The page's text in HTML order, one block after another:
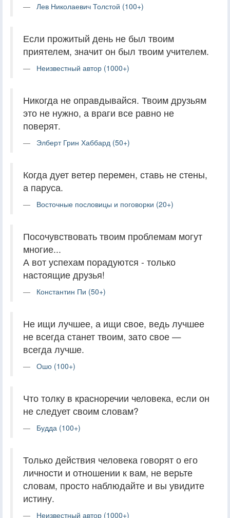
Лев Николаевич Толстой (100+)
Если прожитый день не был твоим
приятелем, значит он был твоим учителем.
Неизвестный автор (1000+)
Никогда не оправдывайся. Твоим друзьям
это не нужно, а враги все равно не
поверят.
Элберт Грин Хаббард (50+)
Когда дует ветер перемен, ставь не стены,
а паруса.
Восточные пословицы и поговорки (20+)
Посочувствовать твоим проблемам могут
многие...
А вот успехам порадуются - только
настоящие друзья!
Константин Пи (50+)
Не ищи лучшее, а ищи свое, ведь лучшее
не всегда станет твоим, зато свое —
всегда лучше.
Ошо (100+)
Что толку в красноречии человека, если он
не следует своим словам?
Будда (100+)
Только действия человека говорят о его
личности и отношении к вам, не верьте
словам, просто наблюдайте и вы увидите
истину.
Неизвестный автор (1000+)